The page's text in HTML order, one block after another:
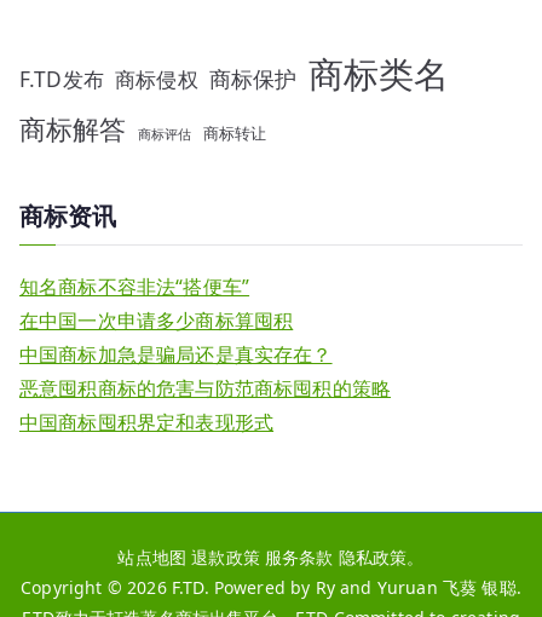
F.TD发布 商标侵权 商标保护 商标类名
商标解答 商标评估 商标转让
商标资讯
知名商标不容非法“搭便车”
在中国一次申请多少商标算囤积
中国商标加急是骗局还是真实存在？
恶意囤积商标的危害与防范商标囤积的策略
中国商标囤积界定和表现形式
站点地图 退款政策 服务条款 隐私政策。
Copyright © 2026 F.TD. Powered by Ryand Yuruan 飞葵 银聪.